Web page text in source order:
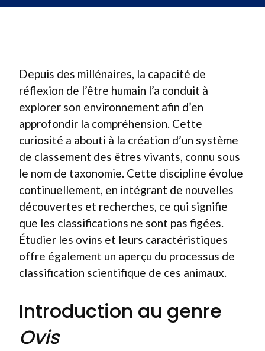
Depuis des millénaires, la capacité de
réflexion de l’être humain l’a conduit à
explorer son environnement afin d’en
approfondir la compréhension. Cette
curiosité a abouti à la création d’un système
de classement des êtres vivants, connu sous
le nom de taxonomie. Cette discipline évolue
continuellement, en intégrant de nouvelles
découvertes et recherches, ce qui signifie
que les classifications ne sont pas figées.
Étudier les ovins et leurs caractéristiques
offre également un aperçu du processus de
classification scientifique de ces animaux.
Introduction au genre
Ovis